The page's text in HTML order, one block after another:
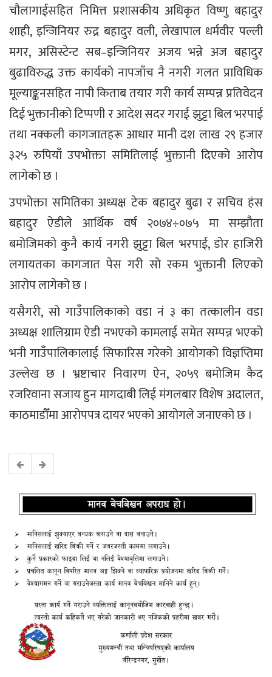
चौलागाईसहित निमित्त प्रशासकीय अधिकृत विष्णु बहादुर
शाही, इन्जिनियर रुद्र बहादुर वली, लेखापाल धर्मवीर पल्ली
मगर, असिस्टेन्ट सब–इन्जिनियर अजय भन्ने अज बहादुर
बुढाविरुद्ध उक्त कार्यको नापजाँच नै नगरी गलत प्राविधिक
मूल्याङ्कनसहित नापी किताब तयार गरी कार्य सम्पन्न प्रतिवेदन
दिई भुक्तानीको टिप्पणी र आदेश सदर गराई झुट्टा बिल भरपाई
तथा नक्कली कागजातहरू आधार मानी दश लाख २९ हजार
३२५ रुपियाँ उपभोक्ता समितिलाई भुक्तानी दिएको आरोप
लागेको छ ।
उपभोक्ता समितिका अध्यक्ष टेक बहादुर बुढा र सचिव हंस
बहादुर ऐडीले आर्थिक वर्ष २०७४÷०७५ मा सम्झौता
बमोजिमको कुनै कार्य नगरी झुट्टा बिल भरपाई, डोर हाजिरी
लगायतका कागजात पेस गरी सो रकम भुक्तानी लिएको
आरोप लागेको छ ।
यसैगरी, सो गाउँपालिकाको वडा नं ३ का तत्कालीन वडा
अध्यक्ष शालिग्राम ऐडी नभएको कामलाई समेत सम्पन्न भएको
भनी गाउँपालिकालाई सिफारिस गरेको आयोगको विज्ञप्तिमा
उल्लेख छ । भ्रष्टाचार निवारण ऐन, २०५९ बमोजिम कैद
रजरिवाना सजाय हुन मागदाबी लिई मंगलबार विशेष अदालत,
काठमाडौँमा आरोपपत्र दायर भएको आयोगले जनाएको छ ।